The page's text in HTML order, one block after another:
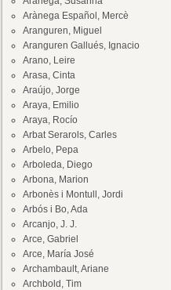
Arànega Español, Mercè
Aranguren, Miguel
Aranguren Gallués, Ignacio
Arano, Leire
Arasa, Cinta
Araújo, Jorge
Araya, Emilio
Araya, Rocío
Arbat Serarols, Carles
Arbelo, Pepa
Arboleda, Diego
Arbona, Marion
Arbonès i Montull, Jordi
Arbós i Bo, Ada
Arcanjo, J. J.
Arce, Gabriel
Arce, María José
Archambault, Ariane
Archbold, Tim